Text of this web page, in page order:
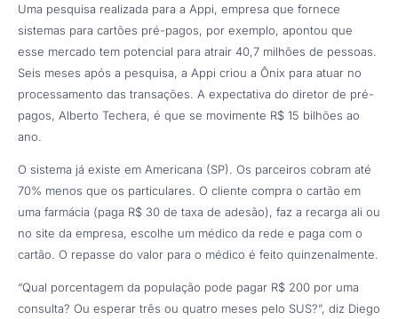
Uma pesquisa realizada para a Appi, empresa que fornece
sistemas para cartões pré-pagos, por exemplo, apontou que
esse mercado tem potencial para atrair 40,7 milhões de pessoas.
Seis meses após a pesquisa, a Appi criou a Ônix para atuar no
processamento das transações. A expectativa do diretor de pré-
pagos, Alberto Techera, é que se movimente R$ 15 bilhões ao
ano.
O sistema já existe em Americana (SP). Os parceiros cobram até
70% menos que os particulares. O cliente compra o cartão em
uma farmácia (paga R$ 30 de taxa de adesão), faz a recarga ali ou
no site da empresa, escolhe um médico da rede e paga com o
cartão. O repasse do valor para o médico é feito quinzenalmente.
“Qual porcentagem da população pode pagar R$ 200 por uma
consulta? Ou esperar três ou quatro meses pelo SUS?”, diz Diego